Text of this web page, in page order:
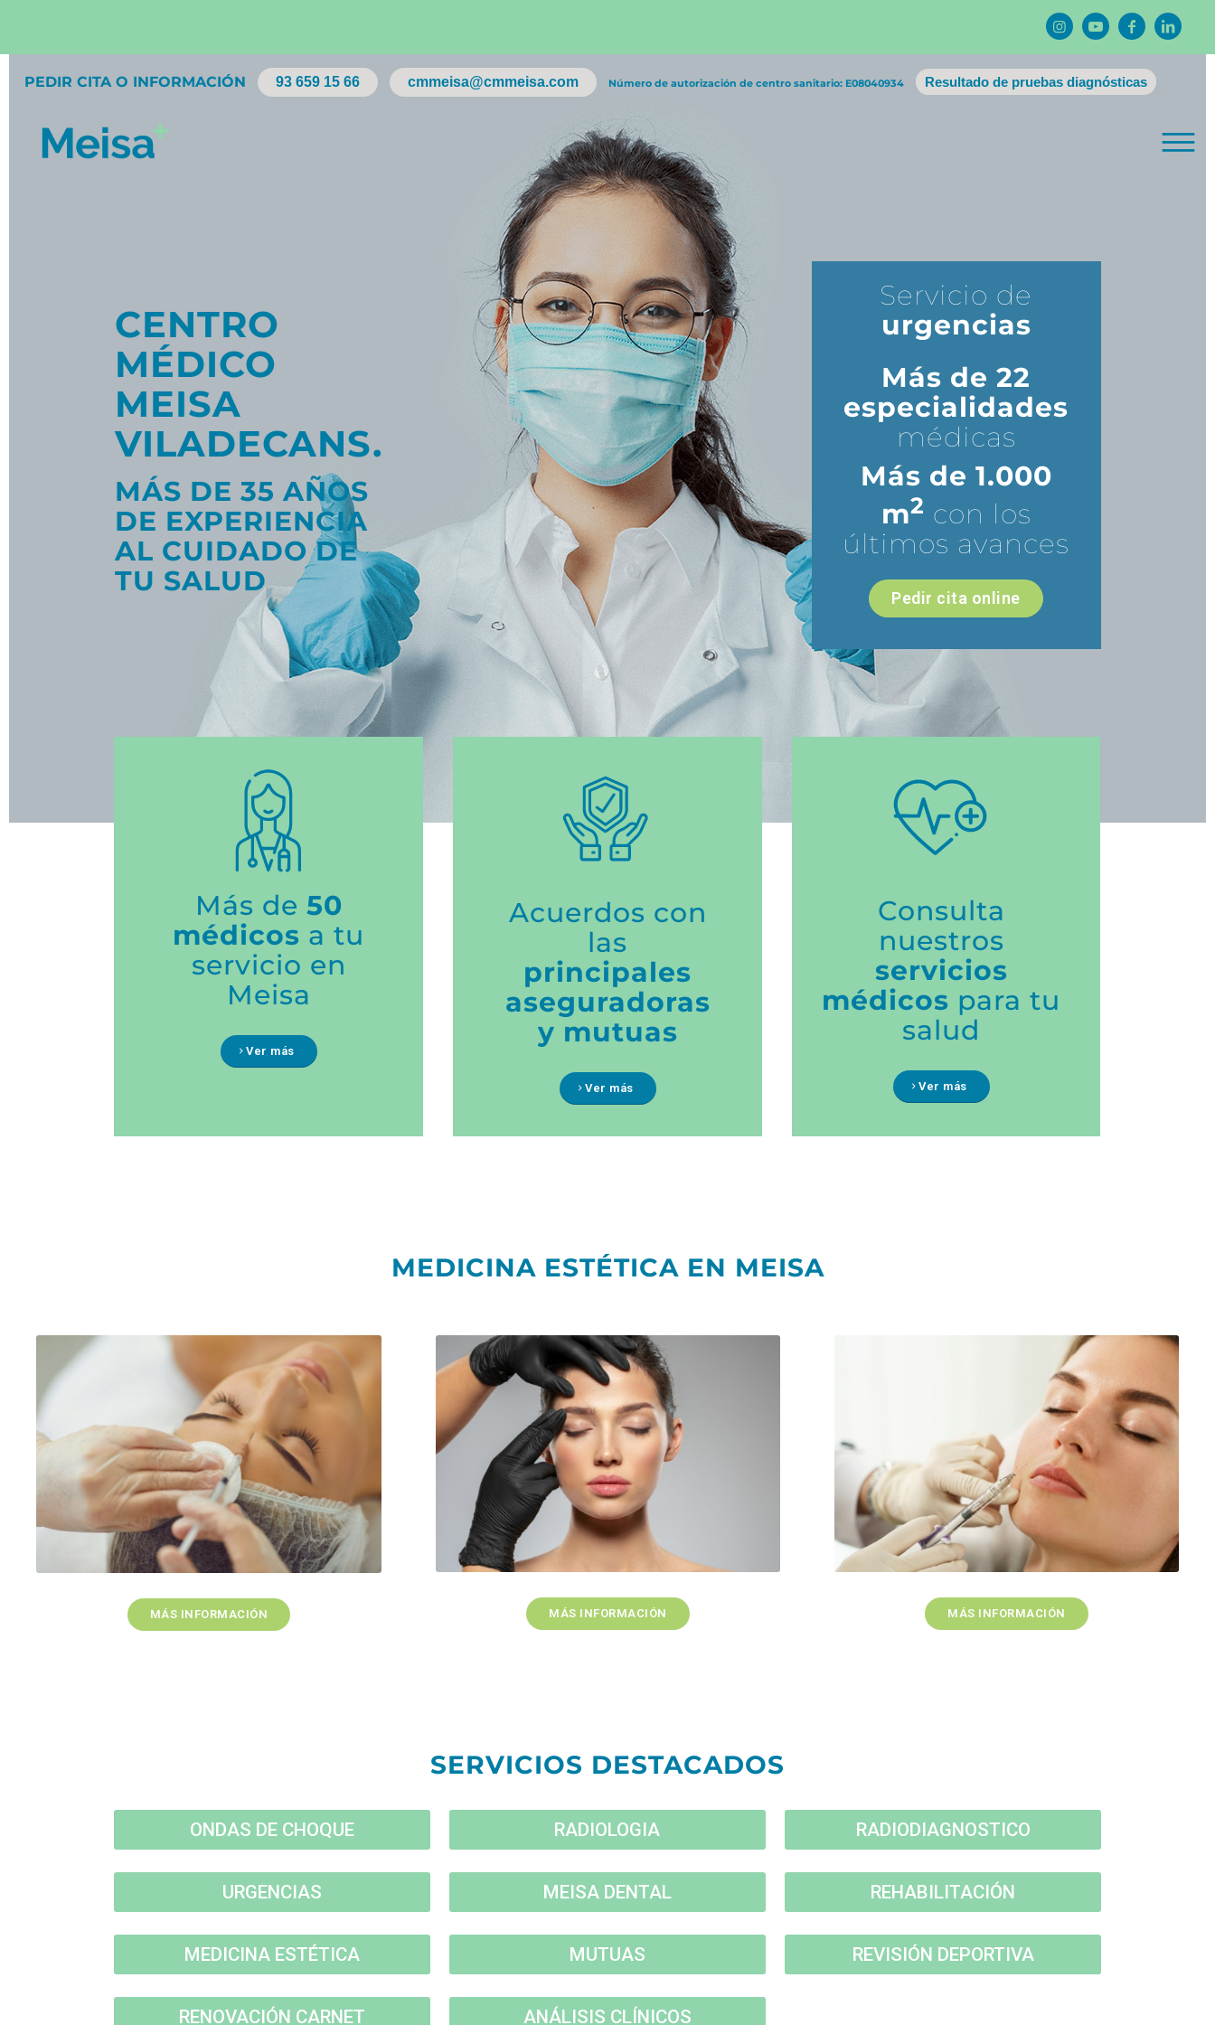
PEDIR CITA O INFORMACIÓN 93 659 15 66 cmmeisa@cmmeisa.com Número de autorización de centro sanitario: E08040934 Resultado de pruebas diagnósticas
CENTRO
MÉDICO
MEISA
VILADECANS.
MÁS DE 35 AÑOS
DE EXPERIENCIA
AL CUIDADO DE
TU SALUD
Servicio de
urgencias
Más de 22
especialidades
médicas
Más de 1.000
m2 con los
últimos avances
Pedir cita online
Más de 50
médicos a tu
servicio en
Meisa
Ver más
Acuerdos con
las
principales
aseguradoras
y mutuas
Ver más
Consulta
nuestros
servicios
médicos para tu
salud
Ver más
MEDICINA ESTÉTICA EN MEISA
MÁS INFORMACIÓN MÁS INFORMACIÓN MÁS INFORMACIÓN
SERVICIOS DESTACADOS
ONDAS DE CHOQUE RADIOLOGIA RADIODIAGNOSTICO
URGENCIAS MEISA DENTAL REHABILITACIÓN
MEDICINA ESTÉTICA MUTUAS REVISIÓN DEPORTIVA
RENOVACIÓN CARNET ANÁLISIS CLÍNICOS